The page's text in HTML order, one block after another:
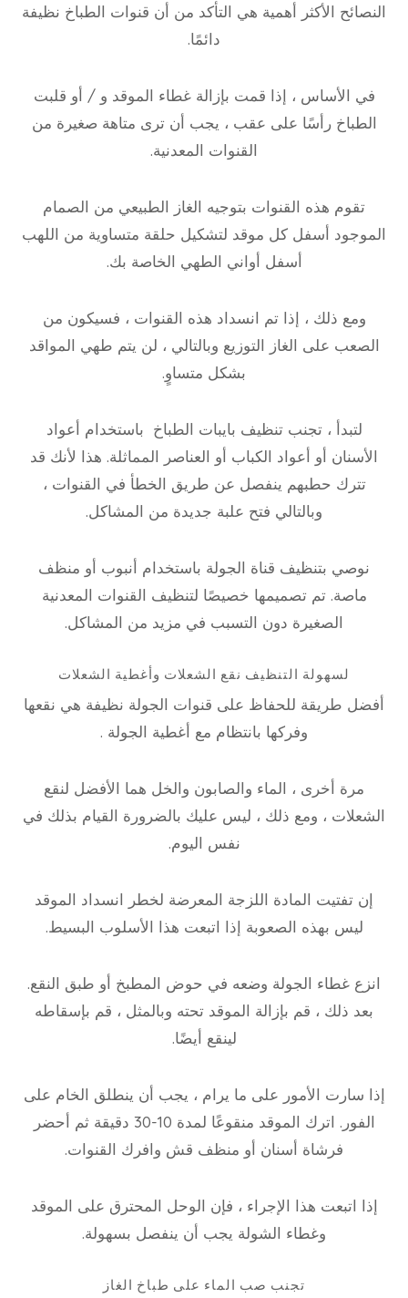
النصائح الأكثر أهمية هي التأكد من أن قنوات الطباخ نظيفة
دائمًا.
في الأساس ، إذا قمت بإزالة غطاء الموقد و / أو قلبت
الطباخ رأسًا على عقب ، يجب أن ترى متاهة صغيرة من
القنوات المعدنية.
تقوم هذه القنوات بتوجيه الغاز الطبيعي من الصمام
الموجود أسفل كل موقد لتشكيل حلقة متساوية من اللهب
أسفل أواني الطهي الخاصة بك.
ومع ذلك ، إذا تم انسداد هذه القنوات ، فسيكون من
الصعب على الغاز التوزيع وبالتالي ، لن يتم طهي المواقد
بشكل متساوٍ.
لتبدأ ، تجنب تنظيف بايبات الطباخ باستخدام أعواد
الأسنان أو أعواد الكباب أو العناصر المماثلة. هذا لأنك قد
تترك حطبهم ينفصل عن طريق الخطأ في القنوات ،
وبالتالي فتح علبة جديدة من المشاكل.
نوصي بتنظيف قناة الجولة باستخدام أنبوب أو منظف
ماصة. تم تصميمها خصيصًا لتنظيف القنوات المعدنية
الصغيرة دون التسبب في مزيد من المشاكل.
لسهولة التنظيف نقع الشعلات وأغطية الشعلات
أفضل طريقة للحفاظ على قنوات الجولة نظيفة هي نقعها
وفركها بانتظام مع أغطية الجولة .
مرة أخرى ، الماء والصابون والخل هما الأفضل لنقع
الشعلات ، ومع ذلك ، ليس عليك بالضرورة القيام بذلك في
نفس اليوم.
إن تفتيت المادة اللزجة المعرضة لخطر انسداد الموقد
ليس بهذه الصعوبة إذا اتبعت هذا الأسلوب البسيط.
انزع غطاء الجولة وضعه في حوض المطبخ أو طبق النقع.
بعد ذلك ، قم بإزالة الموقد تحته وبالمثل ، قم بإسقاطه
لينقع أيضًا.
إذا سارت الأمور على ما يرام ، يجب أن ينطلق الخام على
الفور. اترك الموقد منقوعًا لمدة 10-30 دقيقة ثم أحضر
فرشاة أسنان أو منظف قش وافرك القنوات.
إذا اتبعت هذا الإجراء ، فإن الوحل المحترق على الموقد
وغطاء الشولة يجب أن ينفصل بسهولة.
تجنب صب الماء على طباخ الغاز